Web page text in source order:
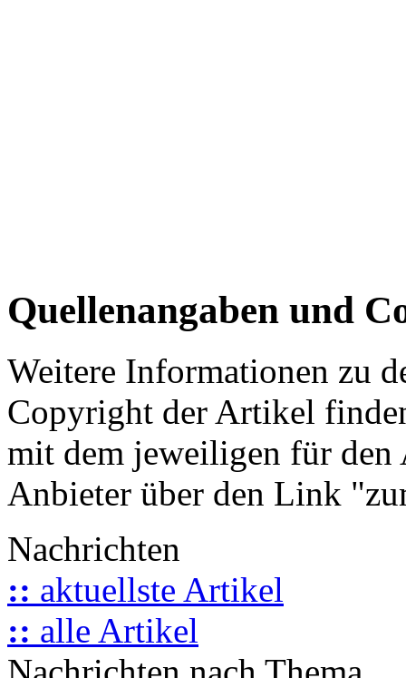
Quellenangaben und
Weitere Informationen zu
Copyright der Artikel
mit dem jeweiligen für
Anbieter über den Link
Nachrichten
:: aktuellste Artikel
:: alle Artikel